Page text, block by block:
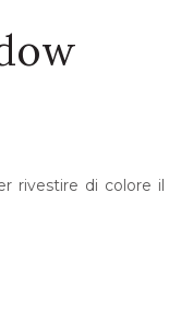
rivestire di colore il